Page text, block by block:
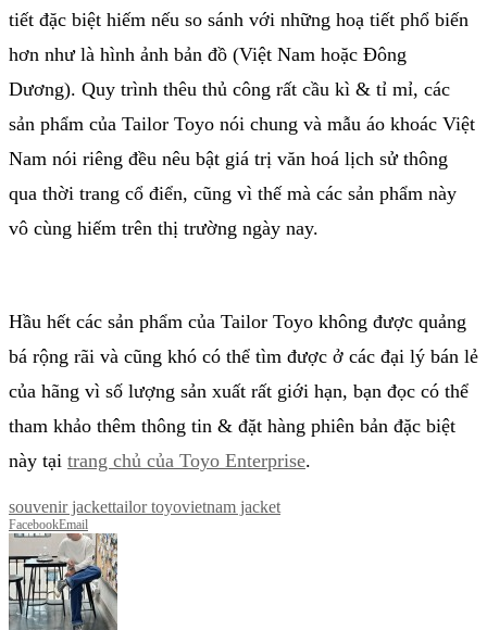
tiết đặc biệt hiếm nếu so sánh với những hoạ tiết phổ biến
hơn như là hình ảnh bản đồ (Việt Nam hoặc Đông
Dương). Quy trình thêu thủ công rất cầu kì & tỉ mỉ, các
sản phẩm của Tailor Toyo nói chung và mẫu áo khoác Việt
Nam nói riêng đều nêu bật giá trị văn hoá lịch sử thông
qua thời trang cổ điển, cũng vì thế mà các sản phẩm này
vô cùng hiếm trên thị trường ngày nay.
Hầu hết các sản phẩm của Tailor Toyo không được quảng
bá rộng rãi và cũng khó có thể tìm được ở các đại lý bán lẻ
của hãng vì số lượng sản xuất rất giới hạn, bạn đọc có thể
tham khảo thêm thông tin & đặt hàng phiên bản đặc biệt
này tại trang chủ của Toyo Enterprise.
souvenir jackettailor toyovietnam jacket
FacebookEmail